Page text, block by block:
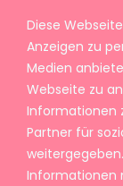
Diese
Anzeigen zu
Medien
Webseite zu
Informationen
Partner für
Informationen